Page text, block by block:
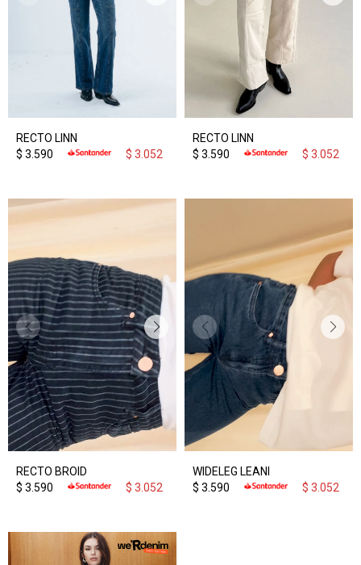
RECTO LINN
$ 3.590 $ 3.052
RECTO LINN
$ 3.590 $ 3.052
RECTO BROID
$ 3.590 $ 3.052
WIDELEG LEANI
$ 3.590 $ 3.052